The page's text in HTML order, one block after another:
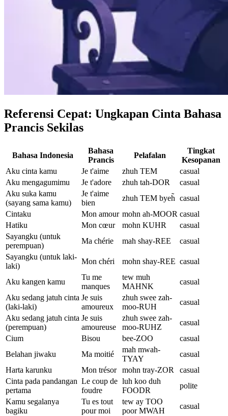
Referensi Cepat: Ungkapan Cinta Bahasa
Prancis Sekilas
Bahasa Indonesia
Bahasa
Prancis
Pelafalan
Tingkat
Kesopanan
Aku cinta kamu
Je t'aime zhuh TEM
casual
Aku mengagumimu
Je t'adore zhuh tah-DOR
casual
Aku suka kamu
(sayang sama kamu)
Je t'aime
bien
zhuh TEM byeh̃ casual
Cintaku
Mon amour mohn ah-MOOR casual
Hatiku
Mon cœur mohn KUHR
casual
Sayangku (untuk
perempuan)
Ma chérie mah shay-REE
casual
Sayangku (untuk laki-
laki)
Mon chéri mohn shay-REE casual
Aku kangen kamu
Tu me
manques
tew muh
MAHNK
casual
Aku sedang jatuh cinta
(laki-laki)
Je suis
amoureux
zhuh swee zah-
moo-RUH
casual
Aku sedang jatuh cinta
(perempuan)
Je suis
amoureuse
zhuh swee zah-
moo-RUHZ
casual
Cium
Bisou bee-ZOO
casual
Belahan jiwaku
Ma moitié
mah mwah-
TYAY
casual
Harta karunku
Mon trésor mohn tray-ZOR
casual
Cinta pada pandangan
pertama
Le coup de
foudre
luh koo duh
FOODR
polite
Kamu segalanya
bagiku
Tu es tout
pour moi
tew ay TOO
poor MWAH
casual